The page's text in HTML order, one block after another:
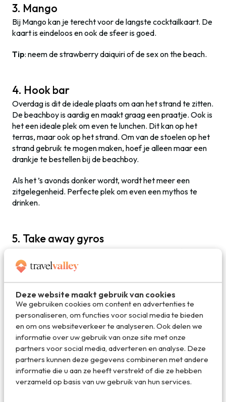
Deze website maakt gebruik van cookies
We gebruiken cookies om content en advertenties te
personaliseren, om functies voor social media te bieden
en om ons websiteverkeer te analyseren. Ook delen we
informatie over uw gebruik van onze site met onze
partners voor social media, adverteren en analyse. Deze
partners kunnen deze gegevens combineren met andere
informatie die u aan ze heeft verstrekt of die ze hebben
verzameld op basis van uw gebruik van hun services.
3. Mango
Bij Mango kan je terecht voor de langste cocktailkaart. De
kaart is eindeloos en ook de sfeer is goed.
Tip: neem de strawberry daiquiri of de sex on the beach.
4. Hook bar
Overdag is dit de ideale plaats om aan het strand te zitten.
De beachboy is aardig en maakt graag een praatje. Ook is
het een ideale plek om even te lunchen. Dit kan op het
terras, maar ook op het strand. Om van de stoelen op het
strand gebruik te mogen maken, hoef je alleen maar een
drankje te bestellen bij de beachboy.
Als het ’s avonds donker wordt, wordt het meer een
zitgelegenheid. Perfecte plek om even een mythos te
drinken.
5. Take away gyros
away gyros kun je voor weinig geld. De rij is soms lang,
maar het broodje gyros is maakt alles goed. Naast gyros
hebben ze ook souvlaki en ze hebben zelfs hele
maaltijdplates, dit alles voor een lage prijs. Het eten kun je
opeten aan een van de tafeltjes op hun terras.
Deel dit artikel
Deel via E-mail